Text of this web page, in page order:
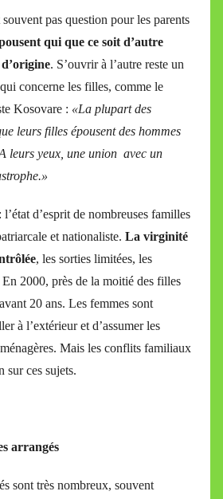
pas question pour les parents
qui que ce soit d’autre
. S’ouvrir à l’autre reste un
concerne les filles, comme le
Kosovare : «La plupart des
leurs filles épousent des hommes
leurs yeux, une union avec un
d’esprit de nombreuses familles
et nationaliste. La virginité
, les sorties limitées, les
2000, près de la moitié des filles
20 ans. Les femmes sont
à l’extérieur et d’assumer les
Mais les conflits familiaux
sur ces sujets.
arrangés
sont très nombreux, souvent